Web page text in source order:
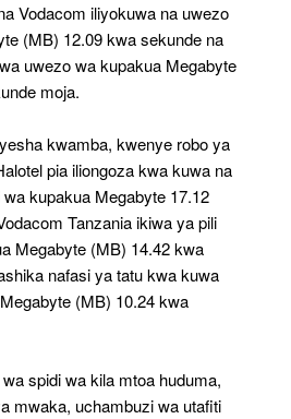
Vodacom iliyokuwa na uwezo
(MB) 12.09 kwa sekunde na
uwezo wa kupakua Megabyte
moja.
kwamba, kwenye robo ya
pia iliongoza kwa kuwa na
kupakua Megabyte 17.12
Tanzania ikiwa ya pili
Megabyte (MB) 14.42 kwa
nafasi ya tatu kwa kuwa
(MB) 10.24 kwa
spidi wa kila mtoa huduma,
mwaka, uchambuzi wa utafiti